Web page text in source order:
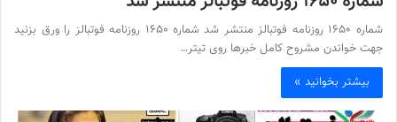
شماره 1650 روزنامه فوتبالز منتشر شد شماره 1650 روزنامه فوتبالز را ورق بزنید
جهت خواندن مشروح کامل خبرها روی تیتر…
بیشتر بخوانید »